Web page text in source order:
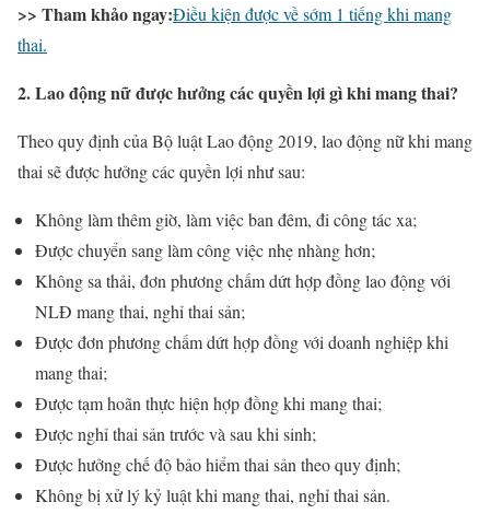
>> Tham khảo ngay:Điều kiện được về sớm 1 tiếng khi mang
thai.
2. Lao động nữ được hưởng các quyền lợi gì khi mang thai?
Theo quy định của Bộ luật Lao động 2019, lao động nữ khi mang
thai sẽ được hưởng các quyền lợi như sau:
Không làm thêm giờ, làm việc ban đêm, đi công tác xa;
Được chuyển sang làm công việc nhẹ nhàng hơn;
Không sa thải, đơn phương chấm dứt hợp đồng lao động với
NLĐ mang thai, nghỉ thai sản;
Được đơn phương chấm dứt hợp đồng với doanh nghiệp khi
mang thai;
Được tạm hoãn thực hiện hợp đồng khi mang thai;
Được nghỉ thai sản trước và sau khi sinh;
Được hưởng chế độ bảo hiểm thai sản theo quy định;
Không bị xử lý kỷ luật khi mang thai, nghỉ thai sản.